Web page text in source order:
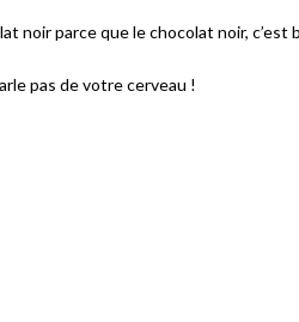
noir parce que le chocolat noir, c’est
pas de votre cerveau !